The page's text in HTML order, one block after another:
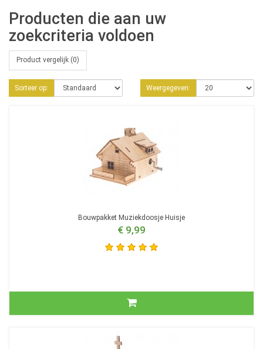
Producten die aan uw
zoekcriteria voldoen
Product vergelijk (0)
Sorteer op: Weergegeven:
Bouwpakket Muziekdoosje Huisje
€ 9,99